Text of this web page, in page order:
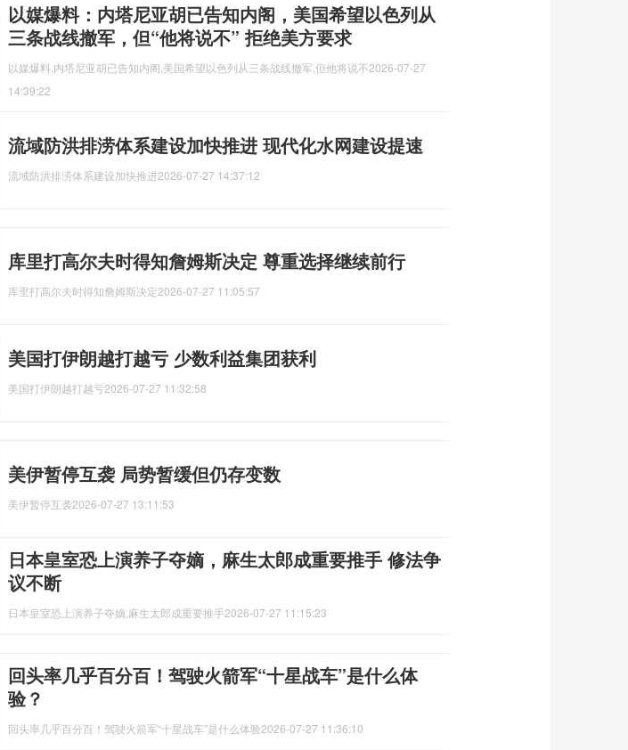
以媒爆料：内塔尼亚胡已告知内阁，美国希望以色列从
三条战线撤军，但“他将说不” 拒绝美方要求
以媒爆料,内塔尼亚胡已告知内阁,美国希望以色列从三条战线撤军,但他将说不2026-07-27
14:39:22
流域防洪排涝体系建设加快推进 现代化水网建设提速
流域防洪排涝体系建设加快推进2026-07-27 14:37:12
库里打高尔夫时得知詹姆斯决定 尊重选择继续前行
库里打高尔夫时得知詹姆斯决定2026-07-27 11:05:57
美国打伊朗越打越亏 少数利益集团获利
美国打伊朗越打越亏2026-07-27 11:32:58
美伊暂停互袭 局势暂缓但仍存变数
美伊暂停互袭2026-07-27 13:11:53
日本皇室恐上演养子夺嫡，麻生太郎成重要推手 修法争
议不断
日本皇室恐上演养子夺嫡,麻生太郎成重要推手2026-07-27 11:15:23
回头率几乎百分百！驾驶火箭军“十星战车”是什么体
验？
回头率几乎百分百！驾驶火箭军“十星战车”是什么体验2026-07-27 11:36:10